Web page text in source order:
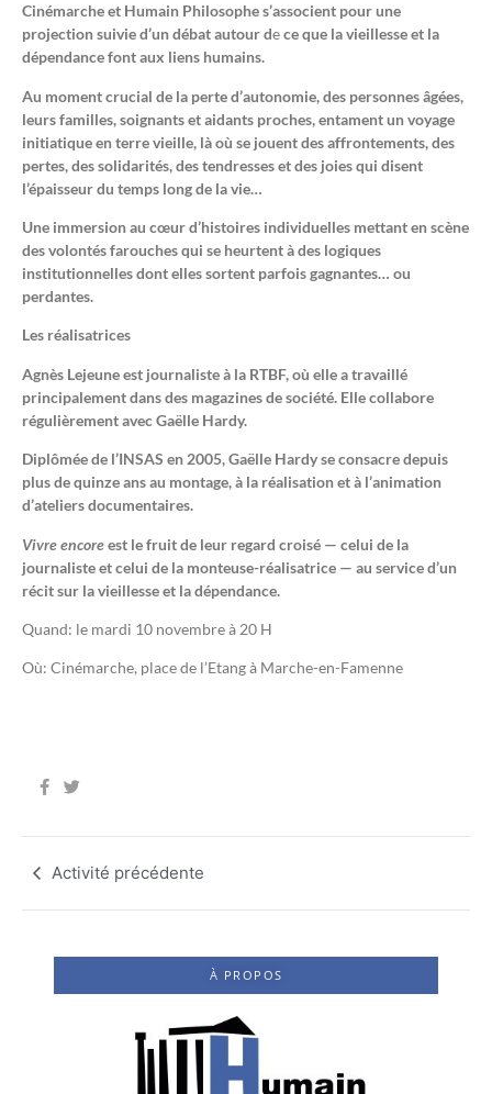
Cinémarche et Humain Philosophe s’associent pour une
projection suivie d’un débat autour dece que la vieillesse et la
dépendance font aux liens humains.
Au moment crucial de la perte d’autonomie, des personnes âgées,
leurs familles, soignants et aidants proches, entament un voyage
initiatique en terre vieille, là où se jouent des affrontements, des
pertes, des solidarités, des tendresses et des joies qui disent
l’épaisseur du temps long de la vie…
Une immersion au cœur d’histoires individuelles mettant en scène
des volontés farouches qui se heurtent à des logiques
institutionnelles dont elles sortent parfois gagnantes… ou
perdantes.
Les réalisatrices
Agnès Lejeune est journaliste à la RTBF, où elle a travaillé
principalement dans des magazines de société. Elle collabore
régulièrement avec Gaëlle Hardy.
Diplômée de l’INSAS en 2005, Gaëlle Hardy se consacre depuis
plus de quinze ans au montage, à la réalisation et à l’animation
d’ateliers documentaires.
Vivre encoreest le fruit de leur regard croisé — celui de la
journaliste et celui de la monteuse-réalisatrice — au service d’un
récit sur la vieillesse et la dépendance.
Quand: le mardi 10 novembre à 20 H
Où: Cinémarche, place de l’Etang à Marche-en-Famenne
Activité précédente
À PROPOS